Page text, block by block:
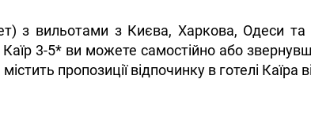
з вильотами з Києва, Харкова, Одеси та
3-5* ви можете самостійно або
пропозиції відпочинку в готелі Каїра